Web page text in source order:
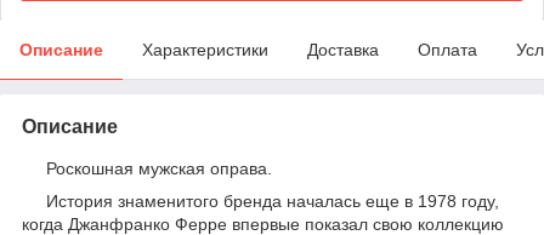
Описание Характеристики Доставка Оплата
Описание
Роскошная мужская оправа.
История знаменитого бренда началась еще в 1978 году,
когда Джанфранко Ферре впервые показал свою коллекцию